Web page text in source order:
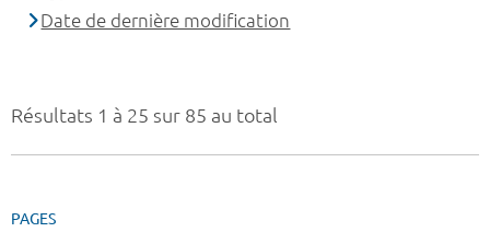
Résultats 1 à 25 sur 85 au total
PAGES
Date de dernière modification